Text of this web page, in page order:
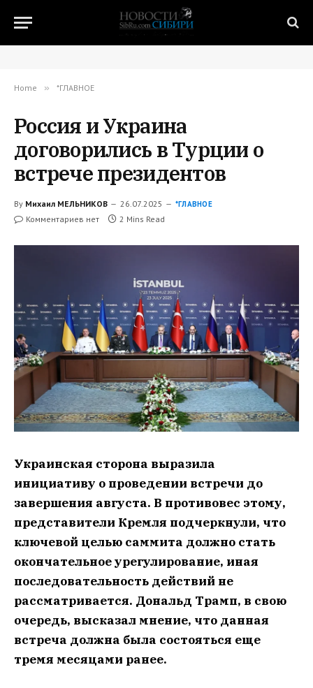
Home » *ГЛАВНОЕ
Россия и Украина
договорились в Турции о
встрече президентов
By Михаил МЕЛЬНИКОВ 26.07.2025 *ГЛАВНОЕ
Комментариев нет 2 Mins Read
Украинская сторона выразила
инициативу о проведении встречи до
завершения августа. В противовес этому,
представители Кремля подчеркнули, что
ключевой целью саммита должно стать
окончательное урегулирование, иная
последовательность действий не
рассматривается. Дональд Трамп, в свою
очередь, высказал мнение, что данная
встреча должна была состояться еще
тремя месяцами ранее.